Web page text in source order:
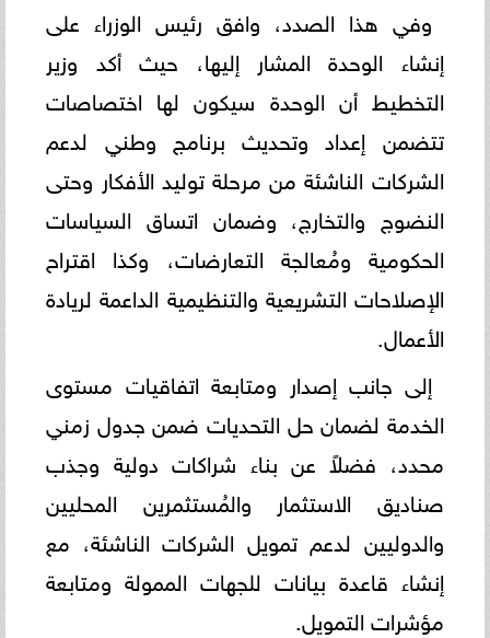
وفي هذا الصدد، وافق رئيس الوزراء على
إنشاء الوحدة المشار إليها، حيث أكد وزير
التخطيط أن الوحدة سيكون لها اختصاصات
تتضمن إعداد وتحديث برنامج وطني لدعم
الشركات الناشئة من مرحلة توليد الأفكار وحتى
النضوج والتخارج، وضمان اتساق السياسات
الحكومية ومُعالجة التعارضات، وكذا اقتراح
الإصلاحات التشريعية والتنظيمية الداعمة لريادة
الأعمال.
إلى جانب إصدار ومتابعة اتفاقيات مستوى
الخدمة لضمان حل التحديات ضمن جدول زمني
محدد، فضلاً عن بناء شراكات دولية وجذب
صناديق الاستثمار والمُستثمرين المحليين
والدوليين لدعم تمويل الشركات الناشئة، مع
إنشاء قاعدة بيانات للجهات الممولة ومتابعة
مؤشرات التمويل.